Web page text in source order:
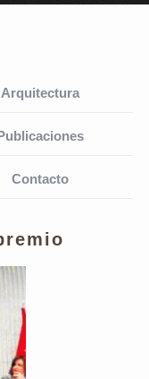
Arquitectura
Contacto